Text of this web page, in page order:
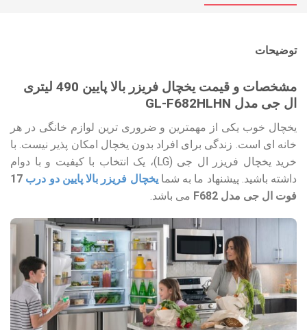
توضیحات
مشخصات و قیمت یخچال فریزر بالا پایین 490 لیتری
ال جی مدل GL-F682HLHN
یخچال خوب یکی از مهمترین و ضروری ترین لوازم خانگی در هر
خانه ای است. زندگی برای افراد بدون یخچال امکان پذیر نیست. با
خرید یخچال فریزر ال جی (LG)، یک انتخاب با کیفیت و با دوام
داشته باشید. پیشنهاد ما به شمایخچال فریزر بالا پایین دو درب 17
فوت ال جی مدل F682
می باشد.